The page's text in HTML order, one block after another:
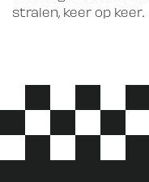
stralen, keer op keer.